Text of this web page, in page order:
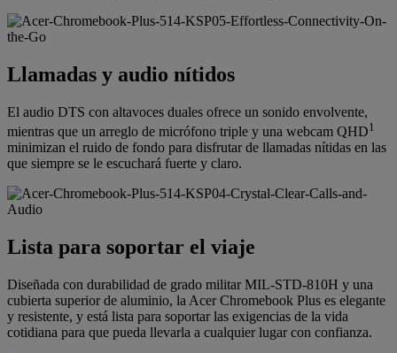
Llamadas y audio nítidos
El audio DTS con altavoces duales ofrece un sonido envolvente,
mientras que un arreglo de micrófono triple y una webcam QHD1
minimizan el ruido de fondo para disfrutar de llamadas nítidas en las
que siempre se le escuchará fuerte y claro.
Lista para soportar el viaje
Diseñada con durabilidad de grado militar MIL-STD-810H y una
cubierta superior de aluminio, la Acer Chromebook Plus es elegante
y resistente, y está lista para soportar las exigencias de la vida
cotidiana para que pueda llevarla a cualquier lugar con confianza.